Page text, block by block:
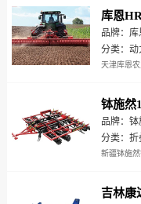
库恩
品牌：库
分类：动
天津库恩
钵施然
品牌：钵
分类：折
新疆钵施
吉林康